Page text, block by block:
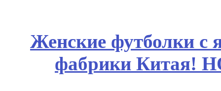
Женские футболки с
фабрики Китая!